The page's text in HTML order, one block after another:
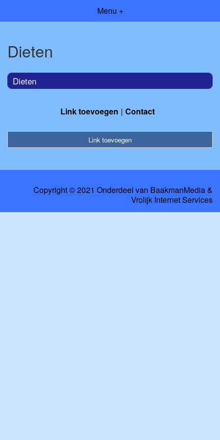
Menu +
Dieten
Dieten
Link toevoegen Contact
Link toevoegen
Copyright © 2021 Onderdeel van BaakmanMedia&
Vrolijk Internet Services